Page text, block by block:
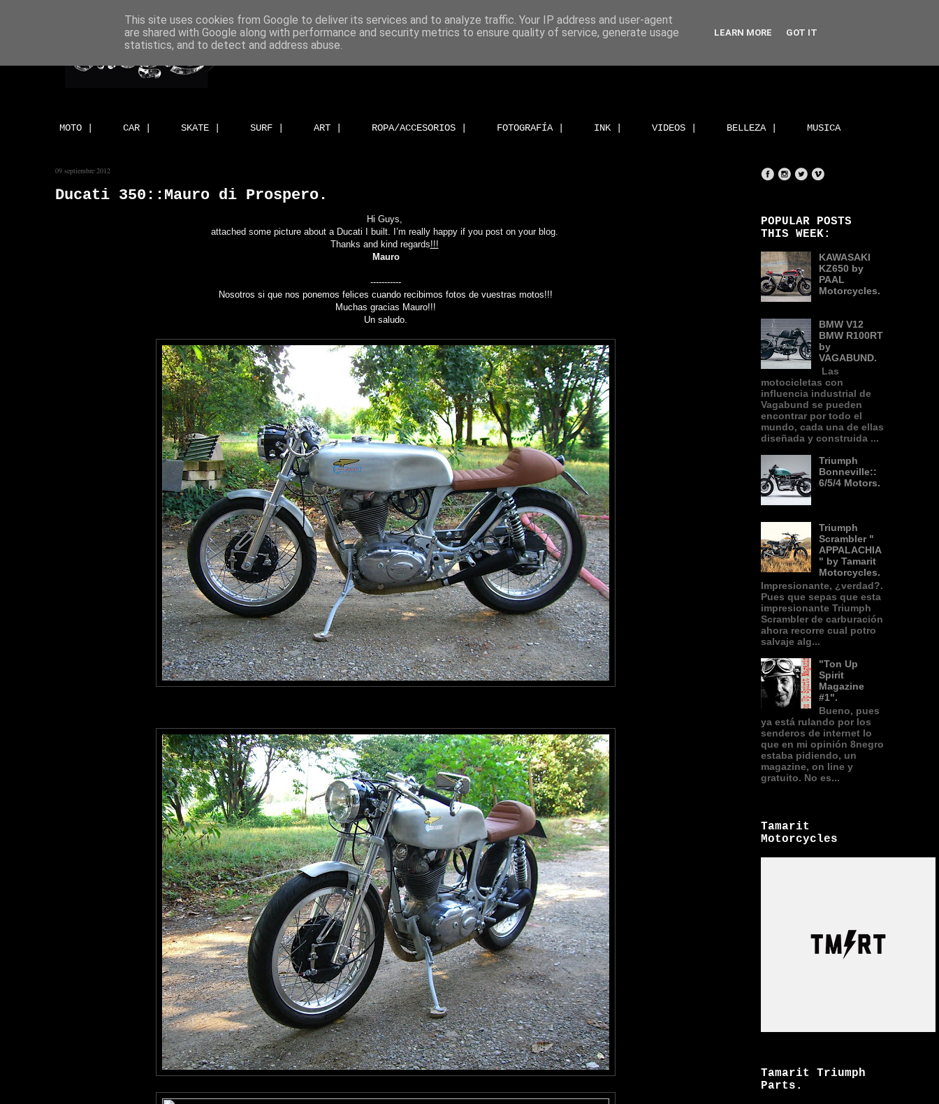
MOTO | CAR | SKATE | SURF | ART | ROPA/ACCESORIOS | FOTOGRAFÍA | INK | VIDEOS | BELLEZA | MUSICA
09 septiembre 2012
Ducati 350::Mauro di Prospero.
Hi Guys,
attached some picture about a Ducati I built.
I’m really happy if you post on your blog.
Thanks and kind regards!!!
Mauro
-----------
Nosotros si que nos ponemos felices cuando recibimos fotos de vuestras motos!!!
Muchas gracias Mauro!!!
Un saludo.
POPULAR POSTS
THIS WEEK:
KAWASAKI
KZ650 by
PAAL
Motorcycles.
BMW V12
BMW R100RT
by
VAGABUND.
Las
motocicletas con
influencia industrial de
Vagabund se pueden
encontrar por todo el
mundo, cada una de ellas
diseñada y construida ...
Triumph
Bonneville::
6/5/4 Motors.
Triumph
Scrambler "
APPALACHIA
" by Tamarit
Motorcycles.
Impresionante, ¿verdad?.
Pues que sepas que esta
impresionante Triumph
Scrambler de carburación
ahora recorre cual potro
salvaje alg...
"Ton Up
Spirit
Magazine
#1".
Bueno, pues
ya está rulando por los
senderos de internet lo
que en mi opinión 8negro
estaba pidiendo, un
magazine, on line y
gratuito. No es...
Tamarit
Motorcycles
Tamarit Triumph
Parts.
This site uses cookies from Google to deliver its services and to analyze traffic. Your IP address and user-agent
are shared with Google along with performance and security metrics to ensure quality of service, generate usage
statistics, and to detect and address abuse.
LEARN MORE GOT IT